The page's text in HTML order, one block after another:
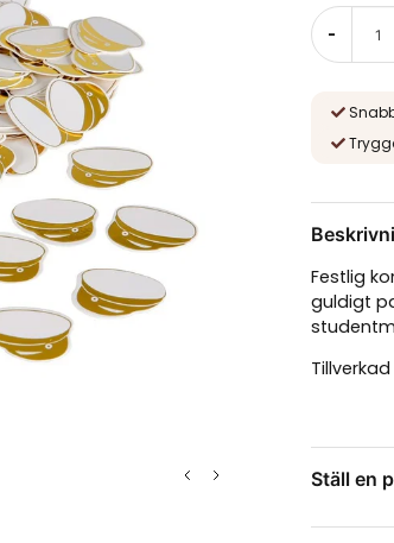
-
Festlig
guldigt
Ställ en